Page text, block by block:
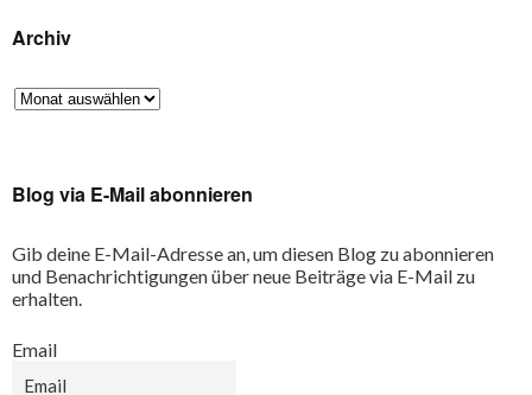
Archiv
Blog via E-Mail abonnieren
Gib deine E-Mail-Adresse an, um diesen Blog zu abonnieren
und Benachrichtigungen über neue Beiträge via E-Mail zu
erhalten.
Email